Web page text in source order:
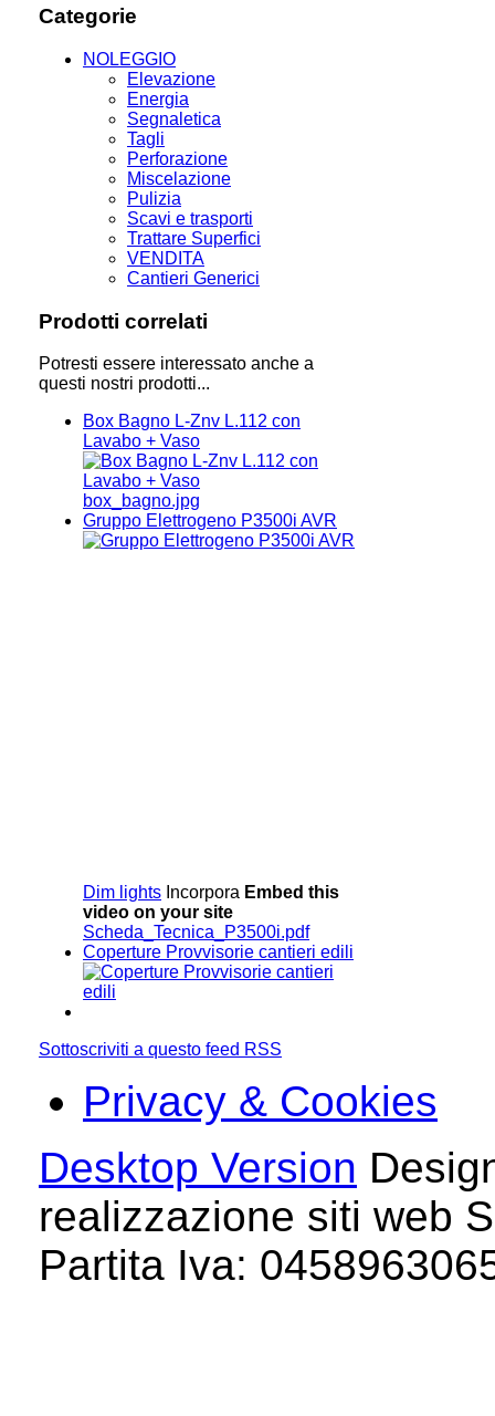
Categorie
NOLEGGIO
Elevazione
Energia
Segnaletica
Tagli
Perforazione
Miscelazione
Pulizia
Scavi e trasporti
Trattare Superfici
VENDITA
Cantieri Generici
Prodotti correlati
Potresti essere interessato anche a
questi nostri prodotti...
Box Bagno L-Znv L.112 con
Lavabo + Vaso
box_bagno.jpg
Gruppo Elettrogeno P3500i AVR
Dim lights Incorpora Embed this
video on your site
Scheda_Tecnica_P3500i.pdf
Coperture Provvisorie cantieri edili
Sottoscriviti a questo feed RSS
Privacy & Cookies
Desktop Version
realizzazione siti web
Partita Iva: